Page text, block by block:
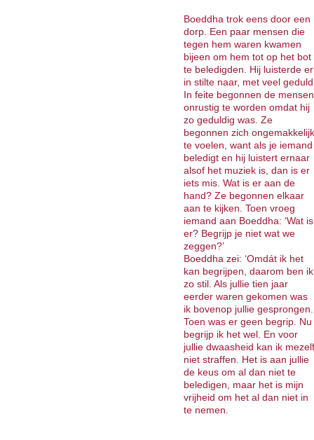
Boeddha trok eens door een
dorp. Een paar mensen die
tegen hem waren kwamen
bijeen om hem tot op het bot
te beledigden. Hij luisterde er
in stilte naar, met veel
In feite begonnen de mensen
onrustig te worden omdat hij
zo geduldig was. Ze
begonnen zich ongemakkelijk
te voelen, want als je iemand
beledigt en hij luistert ernaar
alsof het muziek is, dan is er
iets mis. Wat is er aan de
hand? Ze begonnen elkaar
aan te kijken. Toen vroeg
iemand aan Boeddha: ‘Wat is
er? Begrijp je niet wat we
zeggen?’
Boeddha zei: ‘Omdát ik het
kan begrijpen, daarom ben ik
zo stil. Als jullie tien jaar
eerder waren gekomen was
ik bovenop jullie gesprongen.
Toen was er geen begrip. Nu
begrijp ik het wel. En voor
jullie dwaasheid kan ik mezelf
niet straffen. Het is aan jullie
de keus om al dan niet te
beledigen, maar het is mijn
vrijheid om het al dan niet in
te nemen.